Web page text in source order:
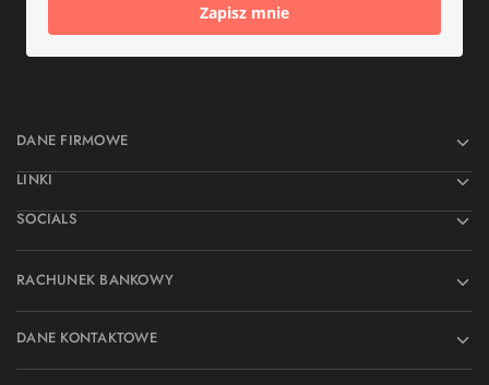
Zapisz mnie
DANE FIRMOWE
LINKI
SOCIALS
RACHUNEK BANKOWY
DANE KONTAKTOWE